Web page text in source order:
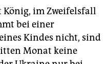
König, im Zweifelsfall
bei einer
Kindes nicht, sind
Monat keine